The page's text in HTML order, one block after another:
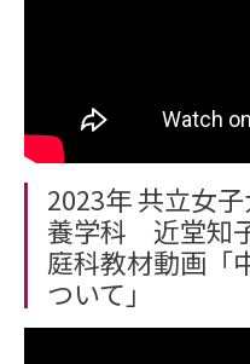
2023年 共立女
養学科 近堂知
庭科教材動画「
ついて」